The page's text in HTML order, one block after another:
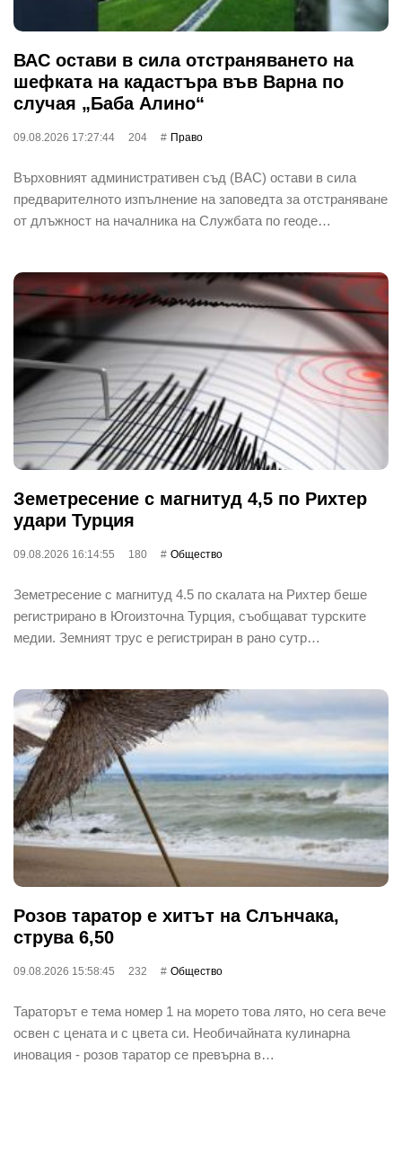
ВАС остави в сила отстраняването на
шефката на кадастъра във Варна по
случая „Баба Алино“
09.08.2026 17:27:44 204 Право
Върховният административен съд (ВАС) остави в сила
предварителното изпълнение на заповедта за отстраняване
от длъжност на началника на Службата по геоде…
Земетресение с магнитуд 4,5 по Рихтер
удари Турция
09.08.2026 16:14:55 180 Общество
Земетресение с магнитуд 4.5 по скалата на Рихтер беше
регистрирано в Югоизточна Турция, съобщават турските
медии. Земният трус е регистриран в рано сутр…
Розов таратор е хитът на Слънчака,
струва 6,50
09.08.2026 15:58:45 232 Общество
Тараторът е тема номер 1 на морето това лято, но сега вече
освен с цената и с цвета си. Необичайната кулинарна
иновация - розов таратор се превърна в…